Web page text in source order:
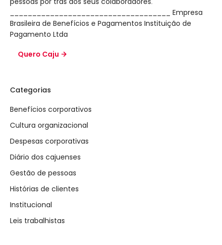
____________________________________ Empresa
Brasileira de Benefícios e Pagamentos Instituição de
Pagamento Ltda
Quero Caju
Categorias
Benefícios corporativos
Cultura organizacional
Despesas corporativas
Diário dos cajuenses
Gestão de pessoas
Histórias de clientes
Institucional
Leis trabalhistas